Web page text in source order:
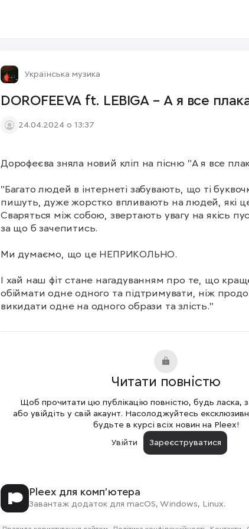
Українська музика
DOROFEEVA ft. LEBIGA – А я все
24.04.2024 о 13:37
Дорофеєва зняла новий кліп на пісню "А я все
"Багато людей в інтернеті забувають, що ті
пишуть, дуже жорстко впливають на людей, які
Сваряться між собою, звертають увагу на якісь
за що б зачепитись.
Ми думаємо, що це НЕПРИКОЛЬНО.
І хай наш фіт стане нагадуванням про те, що
обіймати одне одного та підтримувати, ніж
викидати одне на одного образи та злість."
Читати повністю
Щоб прочитати цю публікацію повністю, будь ласка,
або увійдіть у свій акаунт. Насолоджуйтесь
будьте в курсі всіх новин на Pleex!
Увійти
Зареєструватися
Pleex для комп'ютера
Завантаж додаток для macOS, Windows, Linux.